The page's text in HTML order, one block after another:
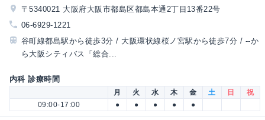
〒5340021 大阪府大阪市都島区都島本通2丁目13番22号
06-6929-1221
谷町線都島駅から徒歩3分 / 大阪環状線桜ノ宮駅から徒歩7分 / --か
ら大阪シティバス「総合...
内科 診療時間
月 火 水 木 金 土 日
祝
09:00-17:00
● ● ● ● ●